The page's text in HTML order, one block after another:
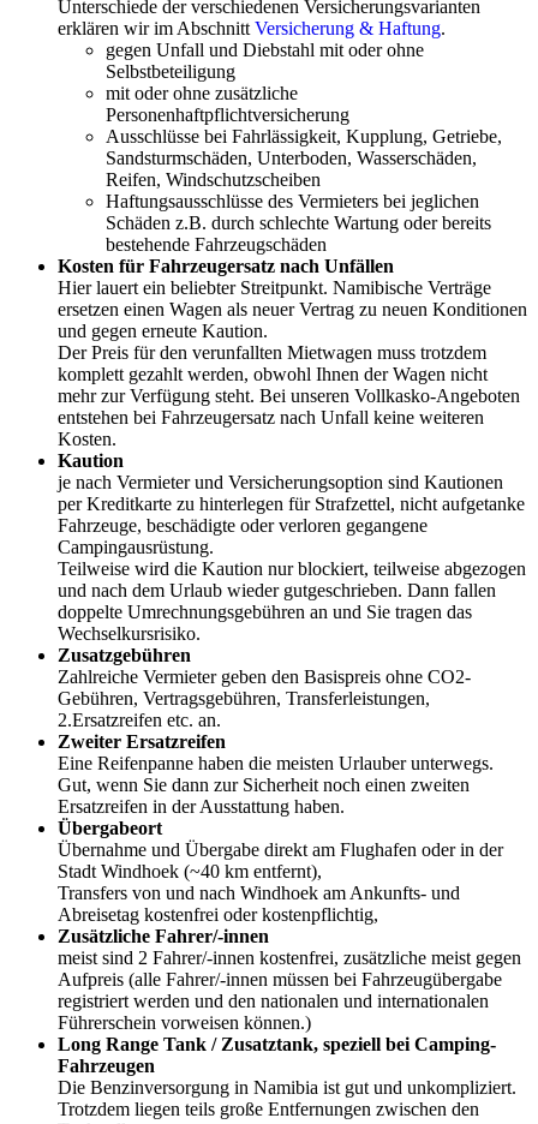
Unterschiede der verschiedenen Versicherungsvarianten
erklären wir im Abschnitt Versicherung & Haftung.
gegen Unfall und Diebstahl mit oder ohne
Selbstbeteiligung
mit oder ohne zusätzliche
Personenhaftpflichtversicherung
Ausschlüsse bei Fahrlässigkeit, Kupplung, Getriebe,
Sandsturmschäden, Unterboden, Wasserschäden,
Reifen, Windschutzscheiben
Haftungsausschlüsse des Vermieters bei jeglichen
Schäden z.B. durch schlechte Wartung oder bereits
bestehende Fahrzeugschäden
Kosten für Fahrzeugersatz nach Unfällen
Hier lauert ein beliebter Streitpunkt. Namibische Verträge
ersetzen einen Wagen als neuer Vertrag zu neuen Konditionen
und gegen erneute Kaution.
Der Preis für den verunfallten Mietwagen muss trotzdem
komplett gezahlt werden, obwohl Ihnen der Wagen nicht
mehr zur Verfügung steht. Bei unseren Vollkasko-Angeboten
entstehen bei Fahrzeugersatz nach Unfall keine weiteren
Kosten.
Kaution
je nach Vermieter und Versicherungsoption sind Kautionen
per Kreditkarte zu hinterlegen für Strafzettel, nicht aufgetanke
Fahrzeuge, beschädigte oder verloren gegangene
Campingausrüstung.
Teilweise wird die Kaution nur blockiert, teilweise abgezogen
und nach dem Urlaub wieder gutgeschrieben. Dann fallen
doppelte Umrechnungsgebühren an und Sie tragen das
Wechselkursrisiko.
Zusatzgebühren
Zahlreiche Vermieter geben den Basispreis ohne CO2-
Gebühren, Vertragsgebühren, Transferleistungen,
2.Ersatzreifen etc. an.
Zweiter Ersatzreifen
Eine Reifenpanne haben die meisten Urlauber unterwegs.
Gut, wenn Sie dann zur Sicherheit noch einen zweiten
Ersatzreifen in der Ausstattung haben.
Übergabeort
Übernahme und Übergabe direkt am Flughafen oder in der
Stadt Windhoek (~40 km entfernt),
Transfers von und nach Windhoek am Ankunfts- und
Abreisetag kostenfrei oder kostenpflichtig,
Zusätzliche Fahrer/-innen
meist sind 2 Fahrer/-innen kostenfrei, zusätzliche meist gegen
Aufpreis (alle Fahrer/-innen müssen bei Fahrzeugübergabe
registriert werden und den nationalen und internationalen
Führerschein vorweisen können.)
Long Range Tank / Zusatztank, speziell bei Camping-
Fahrzeugen
Die Benzinversorgung in Namibia ist gut und unkompliziert.
Trotzdem liegen teils große Entfernungen zwischen den